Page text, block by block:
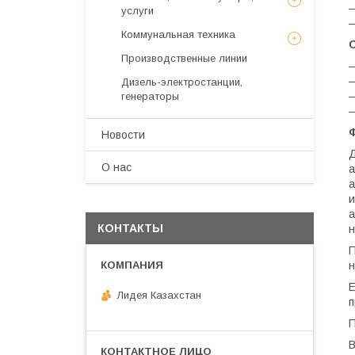
услуги
Коммунальная техника
Производственные линии
Дизель-электростанции,
генераторы
Новости
О нас
КОНТАКТЫ
Лидея Казахстан